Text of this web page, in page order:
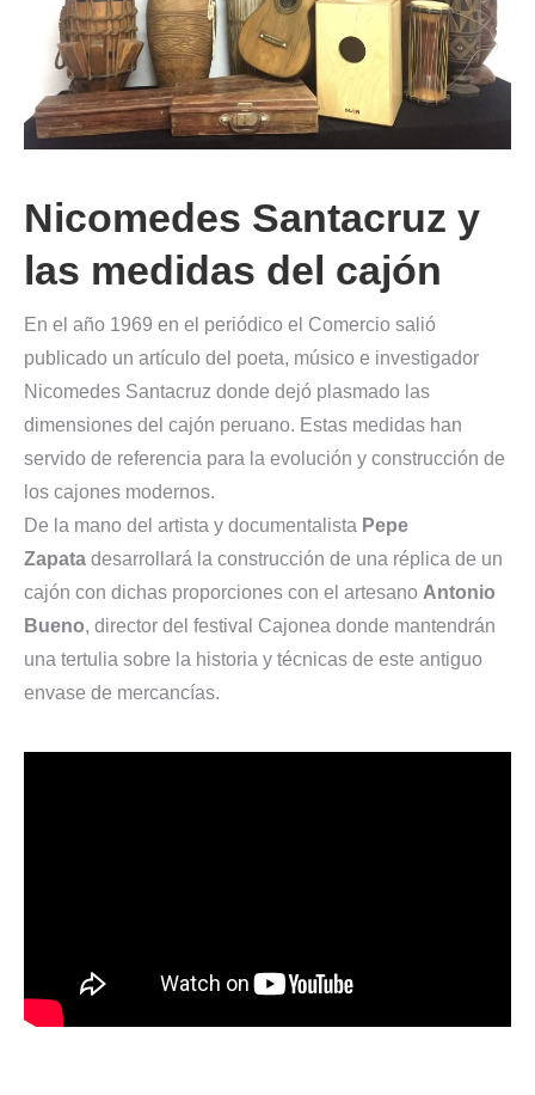
Nicomedes Santacruz y
las medidas del cajón
En el año 1969 en el periódico el Comercio salió
publicado un artículo del poeta, músico e investigador
Nicomedes Santacruz donde dejó plasmado las
dimensiones del cajón peruano. Estas medidas han
servido de referencia para la evolución y construcción de
los cajones modernos.
De la mano del artista y documentalista Pepe
Zapata desarrollará la construcción de una réplica de un
cajón con dichas proporciones con el artesano Antonio
Bueno, director del festival Cajonea donde mantendrán
una tertulia sobre la historia y técnicas de este antiguo
envase de mercancías.